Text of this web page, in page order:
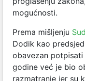
mogućnosti.
Prema mišljenju
Dodik kao
obavezan potpisati
godine već je bio
razmatranje jer su